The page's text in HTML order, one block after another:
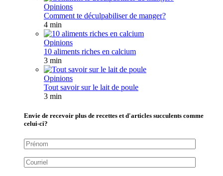
Opinions
Comment te déculpabiliser de manger?
4 min
Opinions
10 aliments riches en calcium
3 min
Opinions
Tout savoir sur le lait de poule
3 min
Envie de recevoir plus de recettes et d'articles succulents comme
celui-ci?